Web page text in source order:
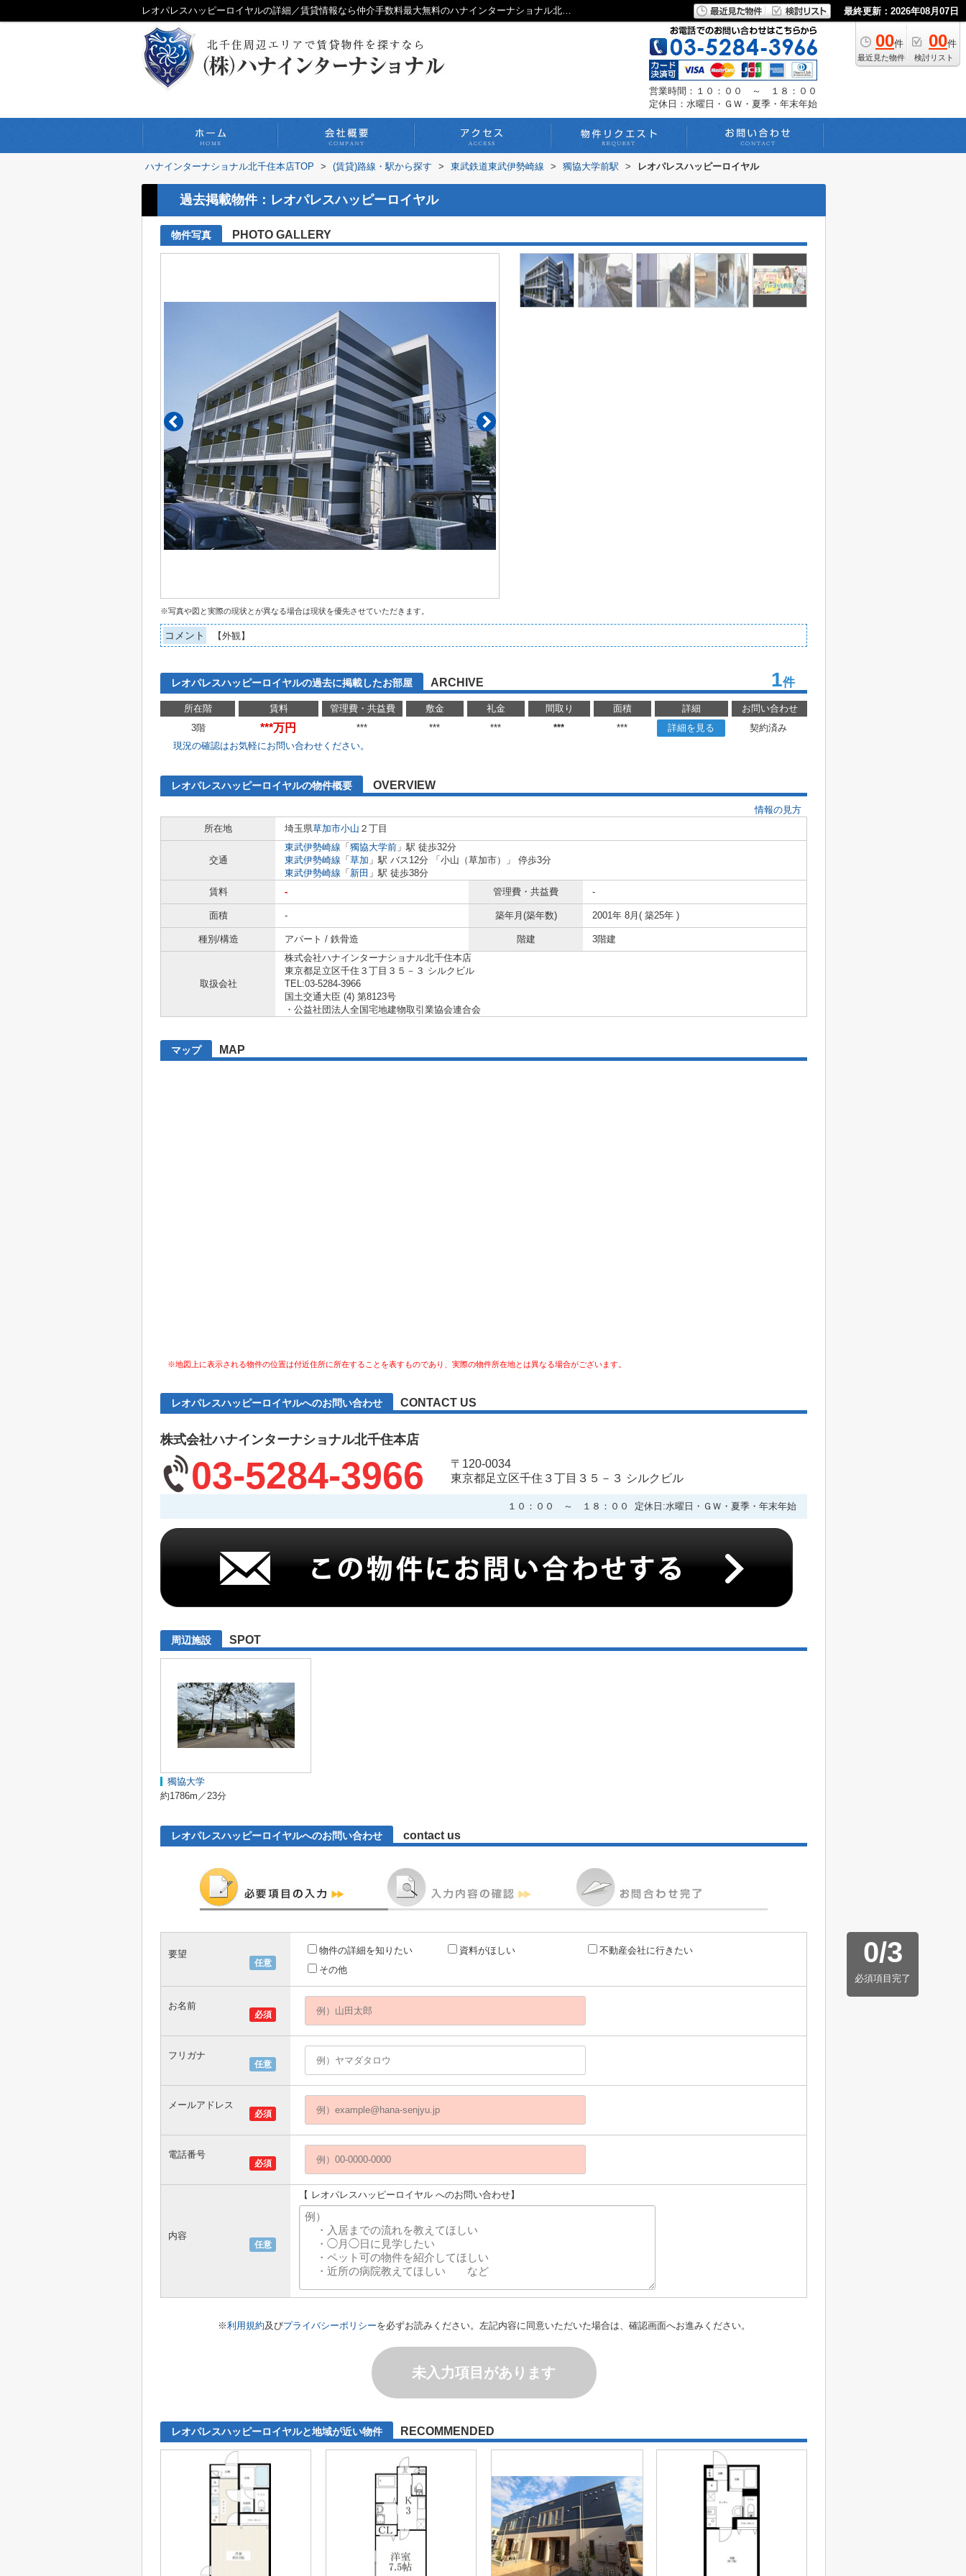
レオパレスハッピーロイヤルの詳細／賃貸情報なら仲介手数料最大無料のハナインターナショナル北千住本店 最終更新：2026年08月07日
00件
最近見た物件
00件
検討リスト
営業時間：１０：００ ～ １８：００
定休日：水曜日・ＧＷ・夏季・年末年始
ハナインターナショナル北千住本店TOP > (賃貸)路線・駅から探す > 東武鉄道東武伊勢崎線 > 獨協大学前駅 > レオパレスハッピーロイヤル
過去掲載物件：レオパレスハッピーロイヤル
物件写真 PHOTO GALLERY
※写真や図と実際の現状とが異なる場合は現状を優先させていただきます。
コメント 【外観】
レオパレスハッピーロイヤルの過去に掲載したお部屋 ARCHIVE 1件
所在階 賃料 管理費・共益費 敷金 礼金 間取り 面積 詳細
お問い合わせ
3階
***万円 *** *** *** *** *** 詳細を見る
契約済み
現況の確認はお気軽にお問い合わせください。
レオパレスハッピーロイヤルの物件概要 OVERVIEW
情報の見方
所在地
埼玉県草加市小山 ２丁目
交通
東武伊勢崎線 「 獨協大学前 」駅 徒歩32分
東武伊勢崎線 「 草加 」駅 バス12分 「小山（草加市）」 停歩3分
東武伊勢崎線 「 新田 」駅 徒歩38分
賃料
- 管理費・共益費 -
面積 - 築年月(築年数) 2001年 8月( 築25年 )
種別/構造 アパート / 鉄骨造 階建 3階建
取扱会社
株式会社ハナインターナショナル北千住本店
東京都足立区千住３丁目３５－３ シルクビル
TEL:03-5284-3966
国土交通大臣 (4) 第8123号
・公益社団法人全国宅地建物取引業協会連合会
マップ MAP
※地図上に表示される物件の位置は付近住所に所在することを表すものであり、実際の物件所在地とは異なる場合がございます。
レオパレスハッピーロイヤルへのお問い合わせ CONTACT US
株式会社ハナインターナショナル北千住本店
03-5284-3966
〒120-0034
東京都足立区千住３丁目３５－３ シルクビル
１０：００ ～ １８：００ 定休日:水曜日・ＧＷ・夏季・年末年始
周辺施設 SPOT
獨協大学
約1786m／23分
レオパレスハッピーロイヤルへのお問い合わせ contact us
0/3
必須項目完了
任意
要望 物件の詳細を知りたい 資料がほしい
不動産会社に行きたい
その他
必須
お名前
任意
フリガナ
必須
メールアドレス
必須
電話番号
任意
内容
【 レオパレスハッピーロイヤル へのお問い合わせ】
※利用規約及びプライバシーポリシーを必ずお読みください。左記内容に同意いただいた場合は、確認画面へお進みください。
未入力項目があります
レオパレスハッピーロイヤルと地域が近い物件 RECOMMENDED